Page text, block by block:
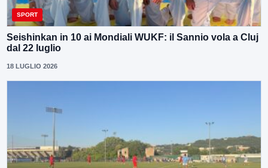
SPORT
Seishinkan in 10 ai Mondiali WUKF: il Sannio vola a Cluj
dal 22 luglio
18 LUGLIO 2026